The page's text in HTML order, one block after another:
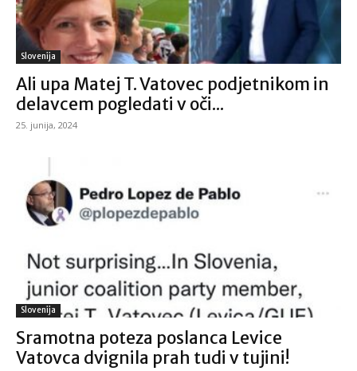
Slovenija
Ali upa Matej T. Vatovec podjetnikom in
delavcem pogledati v oči...
25. junija, 2024
Slovenija
Sramotna poteza poslanca Levice
Vatovca dvignila prah tudi v tujini!